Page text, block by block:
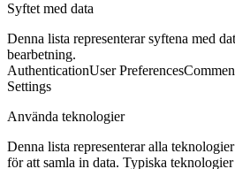
Syftet med data
Denna lista representerar syftena med
bearbetning.
AuthenticationUser Preferences
Settings
Använda teknologier
Denna lista representerar alla
för att samla in data. Typiska